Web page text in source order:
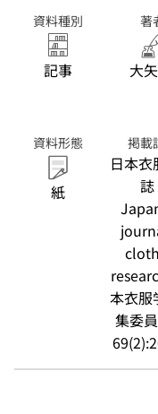
資料種別
記事
著
大
資料形態
紙
掲載
日本衣
誌
本衣服
集委